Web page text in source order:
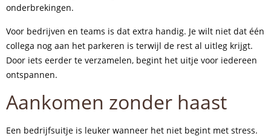
onderbrekingen.
Voor bedrijven en teams is dat extra handig. Je wilt niet dat één
collega nog aan het parkeren is terwijl de rest al uitleg krijgt.
Door iets eerder te verzamelen, begint het uitje voor iedereen
ontspannen.
Aankomen zonder haast
Een bedrijfsuitje is leuker wanneer het niet begint met stress.